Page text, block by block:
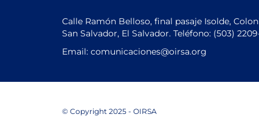
Calle Ramón Belloso, final pasaje Isolde,
San Salvador, El Salvador. Teléfono: (503)
Email: comunicaciones@oirsa.org
© Copyright 2025 - OIRSA